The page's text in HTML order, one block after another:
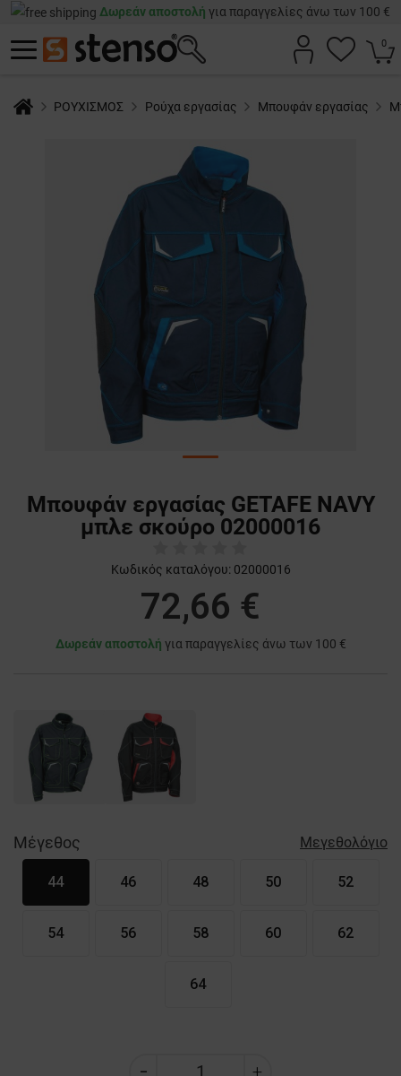
Δωρεάν αποστολή για παραγγελίες άνω των 100 €
0
ΡΟΥΧΙΣΜΟΣ Ρούχα εργασίας Μπουφάν εργασίας
Μπουφάν εργασίας GETAFE NAVY
μπλε σκούρο 02000016
Κωδικός καταλόγου: 02000016
72,66 €
Δωρεάν αποστολή για παραγγελίες άνω των 100 €
Μέγεθος Μεγεθολόγιο
44 46 48 50 52
54 56 58 60 62
64